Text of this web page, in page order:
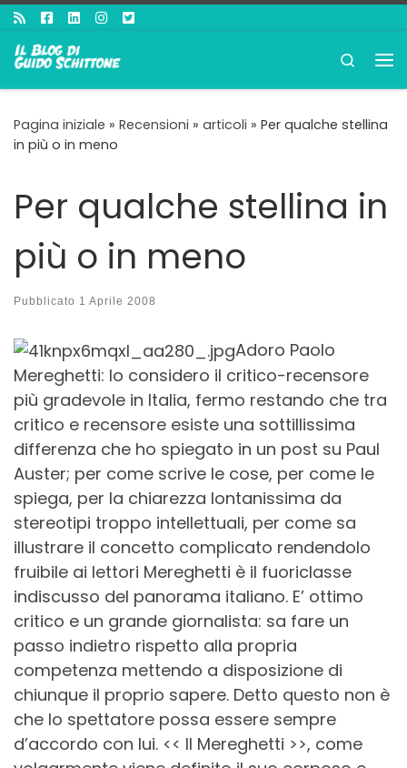
Passa al contenuto
Search
Pagina iniziale » Recensioni » articoli » Per qualche stellina
in più o in meno
Per qualche stellina in
più o in meno
Pubblicato 1 Aprile 2008
Adoro Paolo
Mereghetti: lo considero il critico-recensore
più gradevole in Italia, fermo restando che tra
critico e recensore esiste una sottillissima
differenza che ho spiegato in un post su Paul
Auster; per come scrive le cose, per come le
spiega, per la chiarezza lontanissima da
stereotipi troppo intellettuali, per come sa
illustrare il concetto complicato rendendolo
fruibile ai lettori Mereghetti è il fuoriclasse
indiscusso del panorama italiano. E’ ottimo
critico e un grande giornalista: sa fare un
passo indietro rispetto alla propria
competenza mettendo a disposizione di
chiunque il proprio sapere. Detto questo non è
che lo spettatore possa essere sempre
d’accordo con lui. << Il Mereghetti >>, come